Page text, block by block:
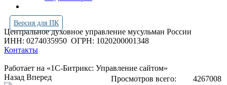
Версия для ПК
Центральное духовное управление мусульман России
ИНН: 0274035950 ОГРН: 1020200001348
Контакты
Работает на «1С-Битрикс: Управление сайтом»
Просмотров всего:
4267008
Назад Вперед